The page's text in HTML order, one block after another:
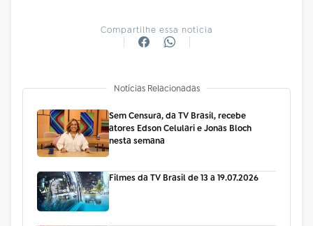
Compartilhe essa notícia
Notícias Relacionadas
Sem Censura, da TV Brasil, recebe
atores Edson Celulari e Jonas Bloch
nesta semana
Filmes da TV Brasil de 13 a 19.07.2026